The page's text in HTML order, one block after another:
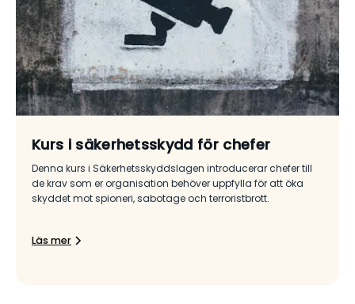
Kurs i säkerhetsskydd för chefer
Denna kurs i Säkerhetsskyddslagen introducerar chefer till
de krav som er organisation behöver uppfylla för att öka
skyddet mot spioneri, sabotage och terroristbrott.
Läs mer